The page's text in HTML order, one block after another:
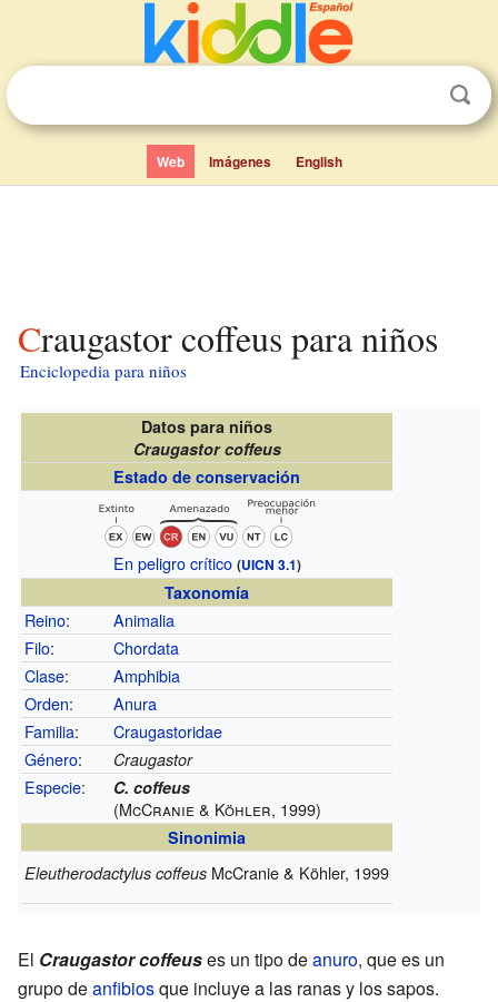
Web Imágenes English
Craugastor coffeus para niños
Enciclopedia para niños
Datos para niños
Craugastor coffeus
Estado de conservación
En peligro crítico (UICN 3.1)
Taxonomía
Reino:
Animalia
Filo:
Chordata
Clase:
Amphibia
Orden:
Anura
Familia:
Craugastoridae
Género: Craugastor
Especie: C. coffeus
(McCranie & Köhler, 1999)
Sinonimia
Eleutherodactylus coffeus McCranie & Köhler, 1999
El Craugastor coffeuses un tipo deanuro, que es un
grupo deanfibiosque incluye a las ranas y los sapos.